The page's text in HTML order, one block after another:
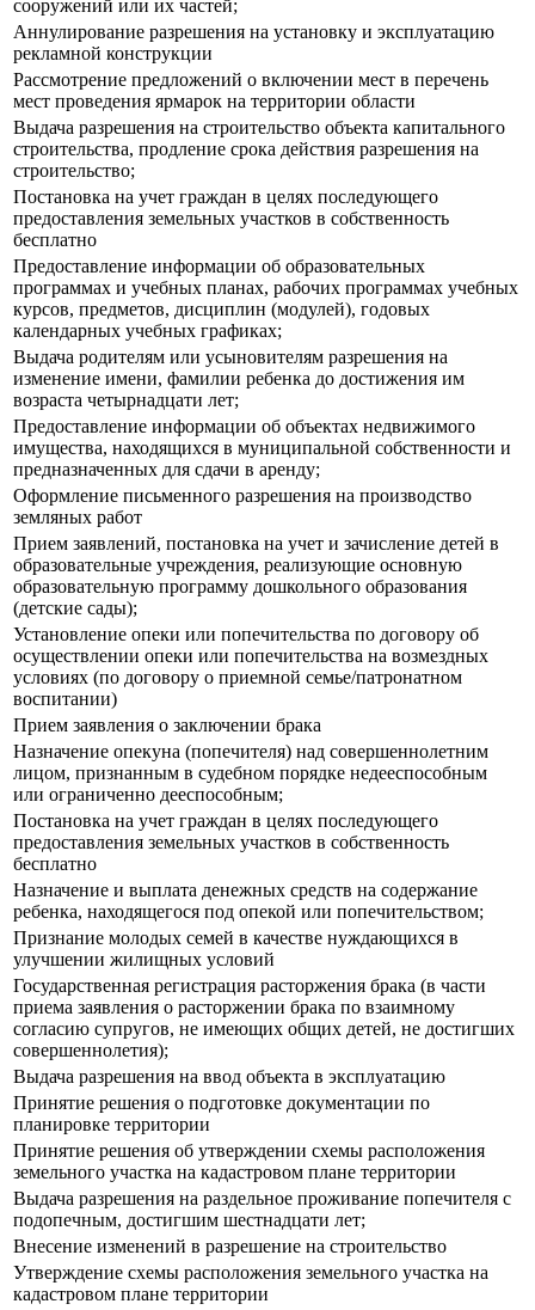
сооружений или их частей;
Аннулирование разрешения на установку и эксплуатацию
рекламной конструкции
Рассмотрение предложений о включении мест в перечень
мест проведения ярмарок на территории области
Выдача разрешения на строительство объекта капитального
строительства, продление срока действия разрешения на
строительство;
Постановка на учет граждан в целях последующего
предоставления земельных участков в собственность
бесплатно
Предоставление информации об образовательных
программах и учебных планах, рабочих программах учебных
курсов, предметов, дисциплин (модулей), годовых
календарных учебных графиках;
Выдача родителям или усыновителям разрешения на
изменение имени, фамилии ребенка до достижения им
возраста четырнадцати лет;
Предоставление информации об объектах недвижимого
имущества, находящихся в муниципальной собственности и
предназначенных для сдачи в аренду;
Оформление письменного разрешения на производство
земляных работ
Прием заявлений, постановка на учет и зачисление детей в
образовательные учреждения, реализующие основную
образовательную программу дошкольного образования
(детские сады);
Установление опеки или попечительства по договору об
осуществлении опеки или попечительства на возмездных
условиях (по договору о приемной семье/патронатном
воспитании)
Прием заявления о заключении брака
Назначение опекуна (попечителя) над совершеннолетним
лицом, признанным в судебном порядке недееспособным
или ограниченно дееспособным;
Постановка на учет граждан в целях последующего
предоставления земельных участков в собственность
бесплатно
Назначение и выплата денежных средств на содержание
ребенка, находящегося под опекой или попечительством;
Признание молодых семей в качестве нуждающихся в
улучшении жилищных условий
Государственная регистрация расторжения брака (в части
приема заявления о расторжении брака по взаимному
согласию супругов, не имеющих общих детей, не достигших
совершеннолетия);
Выдача разрешения на ввод объекта в эксплуатацию
Принятие решения о подготовке документации по
планировке территории
Принятие решения об утверждении схемы расположения
земельного участка на кадастровом плане территории
Выдача разрешения на раздельное проживание попечителя с
подопечным, достигшим шестнадцати лет;
Внесение изменений в разрешение на строительство
Утверждение схемы расположения земельного участка на
кадастровом плане территории